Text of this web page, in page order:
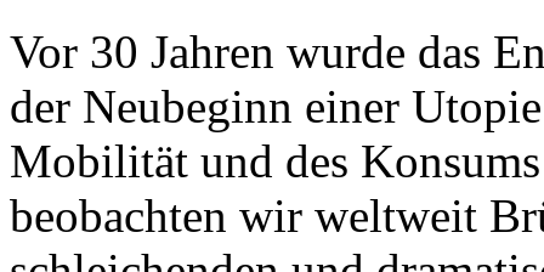
Vor 30 Jahren wurde das
der Neubeginn einer
Mobilität und des
beobachten wir weltweit